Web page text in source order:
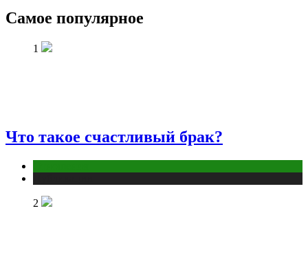
Самое популярное
1
Что такое счастливый брак?
2